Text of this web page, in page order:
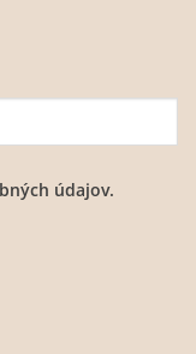
údajov.